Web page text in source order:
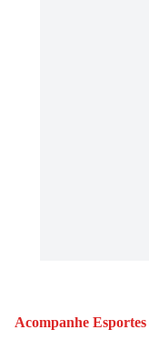
Acompanhe Esportes